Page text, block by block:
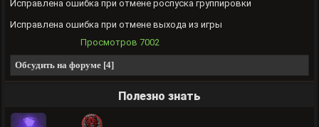
Исправлена ошибка при отмене роспуска группировки
Исправлена ошибка при отмене выхода из игры
Просмотров 7002
Обсудить на форуме [4]
Полезно знать